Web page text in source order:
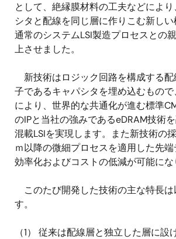
として、絶縁膜材料の工夫などによ
シタと配線を同じ層に作りこむ新しい
通常のシステムLSI製造プロセスとの
上させました。
新技術はロジック回路を構成する
子であるキャパシタを埋め込むもの
により、世界的な共通化が進む標準
のIPと当社の強みであるeDRAM技術
混載LSIを実現します。また新技術の
ｍ以降の微細プロセスを適用した先
効率化およびコストの低減が可能にな
このたび開発した技術の主な特長
す。
（1） 従来は配線層と独立した層に設